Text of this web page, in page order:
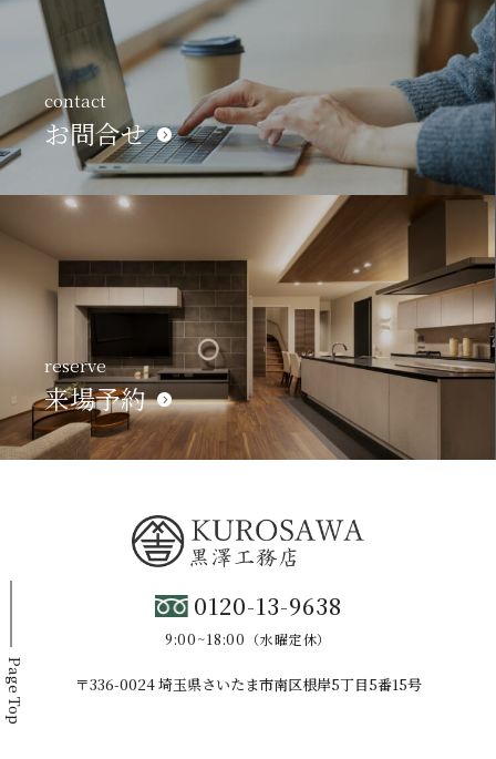
contact
お問合せ
reserve
来場予約
Page Top
0120-13-9638
9:00~18:00（水曜定休）
〒336-0024 埼玉県さいたま市南区根岸5丁目5番15号